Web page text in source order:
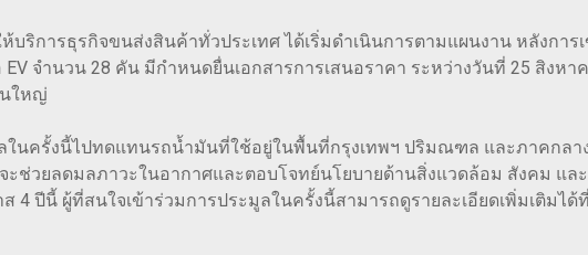
บริการธุรกิจขนส่งสินค้าทั่วประเทศ ได้เริ่มดำเนินการตามแผนงาน หลังกา
จำนวน 28 คัน มีกำหนดยื่นเอกสารการเสนอราคา ระหว่างวันที่ 25 สิงหา
กงานใหญ่
นครั้งนี้ไปทดแทนรถน้ำมันที่ใช้อยู่ในพื้นที่กรุงเทพฯ ปริมณฑล และภาคกลาง
ะช่วยลดมลภาวะในอากาศและตอบโจทย์นโยบายด้านสิ่งแวดล้อม สังคม แ
4 ปีนี้ ผู้ที่สนใจเข้าร่วมการประมูลในครั้งนี้สามารถดูรายละเอียดเพิ่มเติมไ